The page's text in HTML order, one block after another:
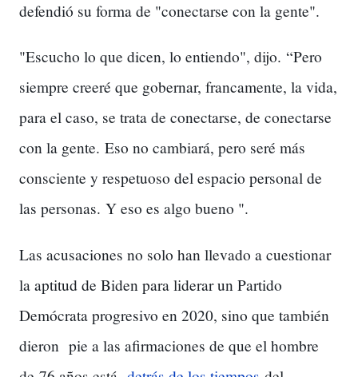
defendió su forma de "conectarse con la gente".
"Escucho lo que dicen, lo entiendo", dijo. “Pero
siempre creeré que gobernar, francamente, la vida,
para el caso, se trata de conectarse, de conectarse
con la gente. Eso no cambiará, pero seré más
consciente y respetuoso del espacio personal de
las personas. Y eso es algo bueno ".
Las acusaciones no solo han llevado a cuestionar
la aptitud de Biden para liderar un Partido
Demócrata progresivo en 2020, sino que también
dieron pie a las afirmaciones de que el hombre